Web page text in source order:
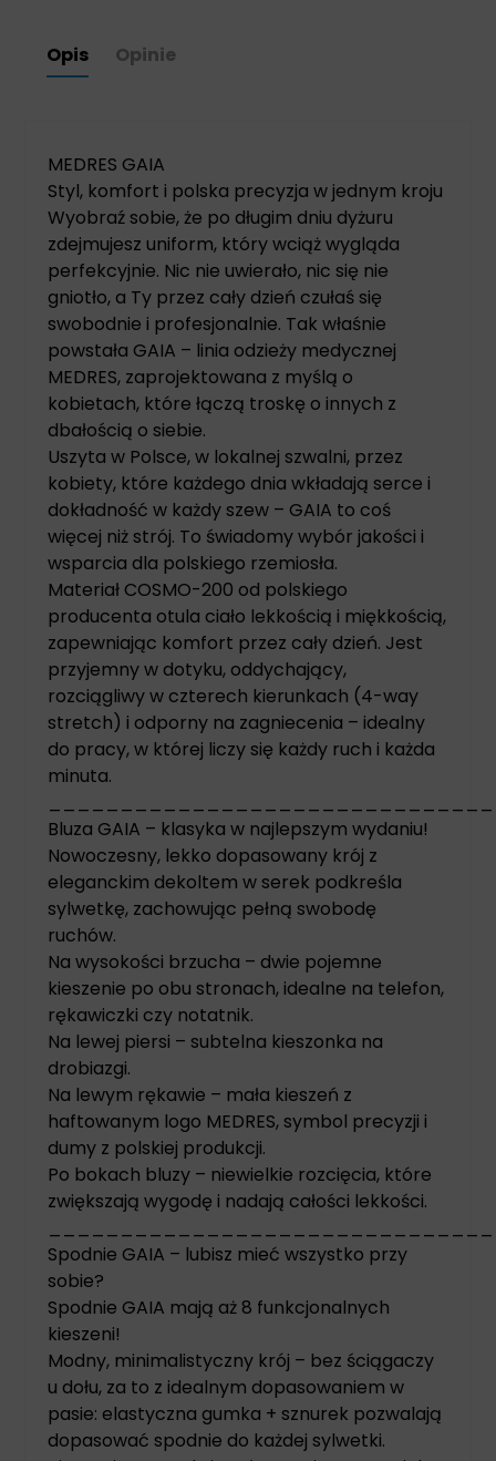
Opis Opinie
MEDRES GAIA
Styl, komfort i polska precyzja w jednym kroju
Wyobraź sobie, że po długim dniu dyżuru
zdejmujesz uniform, który wciąż wygląda
perfekcyjnie. Nic nie uwierało, nic się nie
gniotło, a Ty przez cały dzień czułaś się
swobodnie i profesjonalnie. Tak właśnie
powstała GAIA – linia odzieży medycznej
MEDRES, zaprojektowana z myślą o
kobietach, które łączą troskę o innych z
dbałością o siebie.
Uszyta w Polsce, w lokalnej szwalni, przez
kobiety, które każdego dnia wkładają serce i
dokładność w każdy szew – GAIA to coś
więcej niż strój. To świadomy wybór jakości i
wsparcia dla polskiego rzemiosła.
Materiał COSMO-200 od polskiego
producenta otula ciało lekkością i miękkością,
zapewniając komfort przez cały dzień. Jest
przyjemny w dotyku, oddychający,
rozciągliwy w czterech kierunkach (4-way
stretch) i odporny na zagniecenia – idealny
do pracy, w której liczy się każdy ruch i każda
minuta.
Bluza GAIA – klasyka w najlepszym wydaniu!
Nowoczesny, lekko dopasowany krój z
eleganckim dekoltem w serek podkreśla
sylwetkę, zachowując pełną swobodę
ruchów.
Na wysokości brzucha – dwie pojemne
kieszenie po obu stronach, idealne na telefon,
rękawiczki czy notatnik.
Na lewej piersi – subtelna kieszonka na
drobiazgi.
Na lewym rękawie – mała kieszeń z
haftowanym logo MEDRES, symbol precyzji i
dumy z polskiej produkcji.
Po bokach bluzy – niewielkie rozcięcia, które
zwiększają wygodę i nadają całości lekkości.
Spodnie GAIA – lubisz mieć wszystko przy
sobie?
Spodnie GAIA mają aż 8 funkcjonalnych
kieszeni!
Modny, minimalistyczny krój – bez ściągaczy
u dołu, za to z idealnym dopasowaniem w
pasie: elastyczna gumka + sznurek pozwalają
dopasować spodnie do każdej sylwetki.